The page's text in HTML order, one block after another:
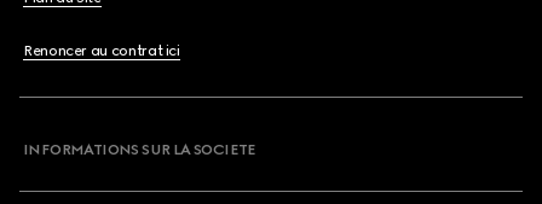
Renoncer au contrat ici
INFORMATIONS SUR LA SOCIETE